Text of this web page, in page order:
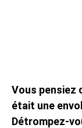
Vous pensiez
était une
Détrompez-